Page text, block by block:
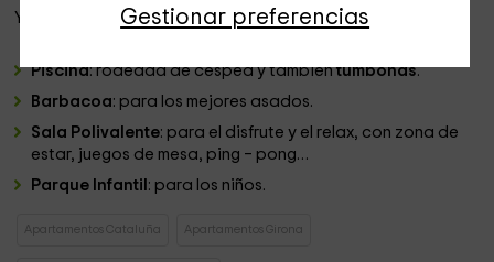
Gestionar preferencias
Y además, en elexterior:
Piscina: rodeada de césped y tambiéntumbonas.
Barbacoa: para los mejores asados.
Sala Polivalente: para el disfrute y el relax, con zona de
estar, juegos de mesa, ping – pong…
Parque Infantil : para los niños.
Apartamentos Cataluña Apartamentos Girona